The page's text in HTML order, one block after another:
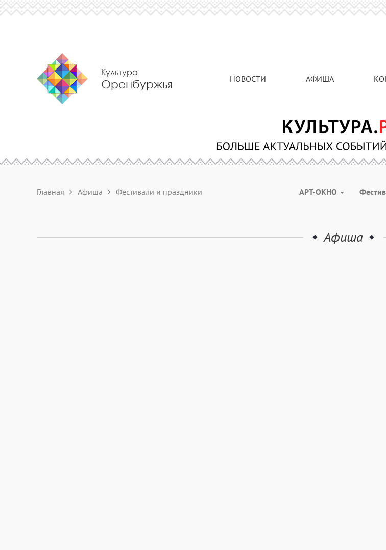
Культура
Оренбуржья НОВОСТИ АФИША
Главная Афиша Фестивали и праздники АРТ-ОКНО
Афиша